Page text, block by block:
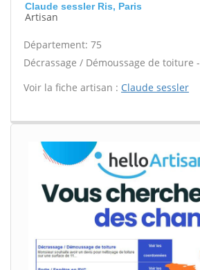
Claude sessler Ris, Paris
Artisan
Département: 75
Décrassage / Démoussage de toiture -
Voir la fiche artisan : Claude sessler